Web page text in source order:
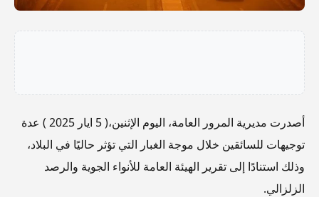
أصدرت مديرية المرور العامة، اليوم الإثنين،( 5 ايار 2025 ) عدة
توجيهات للسائقين خلال موجة الغبار التي تؤثر حاليًا في البلاد،
وذلك استنادًا إلى تقرير الهيئة العامة للأنواء الجوية والرصد
الزلزالي.